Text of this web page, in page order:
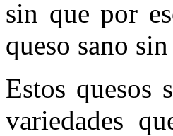
sin que por
queso sano
Estos
variedades